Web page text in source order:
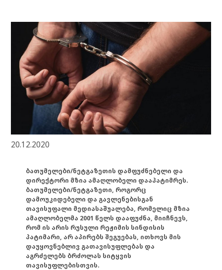
20.12.2020
ბათუმელები/ნეტგაზეთის დამფუძნებელი და
დირექტორი მზია ამაღლობელი დააპატიმრეს.
ბათუმელები/ნეტგაზეთი, როგორც
დამოუკიდებელი და გავლენებისგან
თავისუფალი მედიასაშუალება, რომელიც მზია
ამაღლობელმა 2001 წელს დააფუძნა, მიიჩნევს,
რომ ის არის რუსული რეჟიმის სინდისის
პატიმარი, არ აპირებს შეგუებას, ითხოვს მის
დაუყოვნებლივ გათავისუფლებას და
აგრძელებს ბრძოლას სიტყვის
თავისუფლებისთვის.